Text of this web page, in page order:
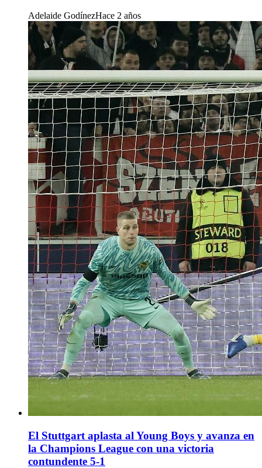
Adelaide GodínezHace 2 años
El Stuttgart aplasta al Young Boys y avanza en
la Champions League con una victoria
contundente 5-1